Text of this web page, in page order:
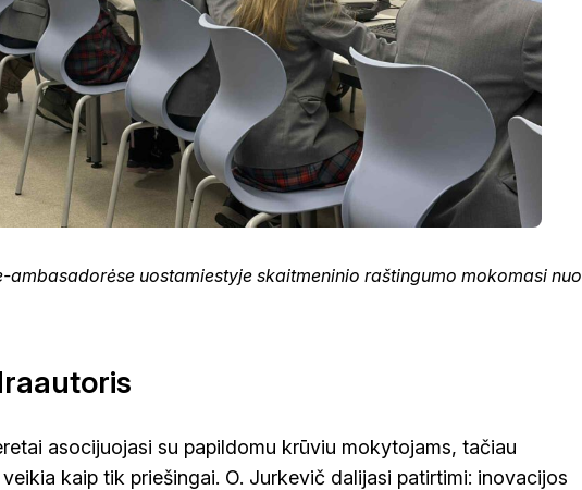
ambasadorėse uostamiestyje skaitmeninio raštingumo mokomasi nuo
asocijuojasi su papildomu krūviu mokytojams, tačiau
kaip tik priešingai. O. Jurkevič dalijasi patirtimi: inovacijos